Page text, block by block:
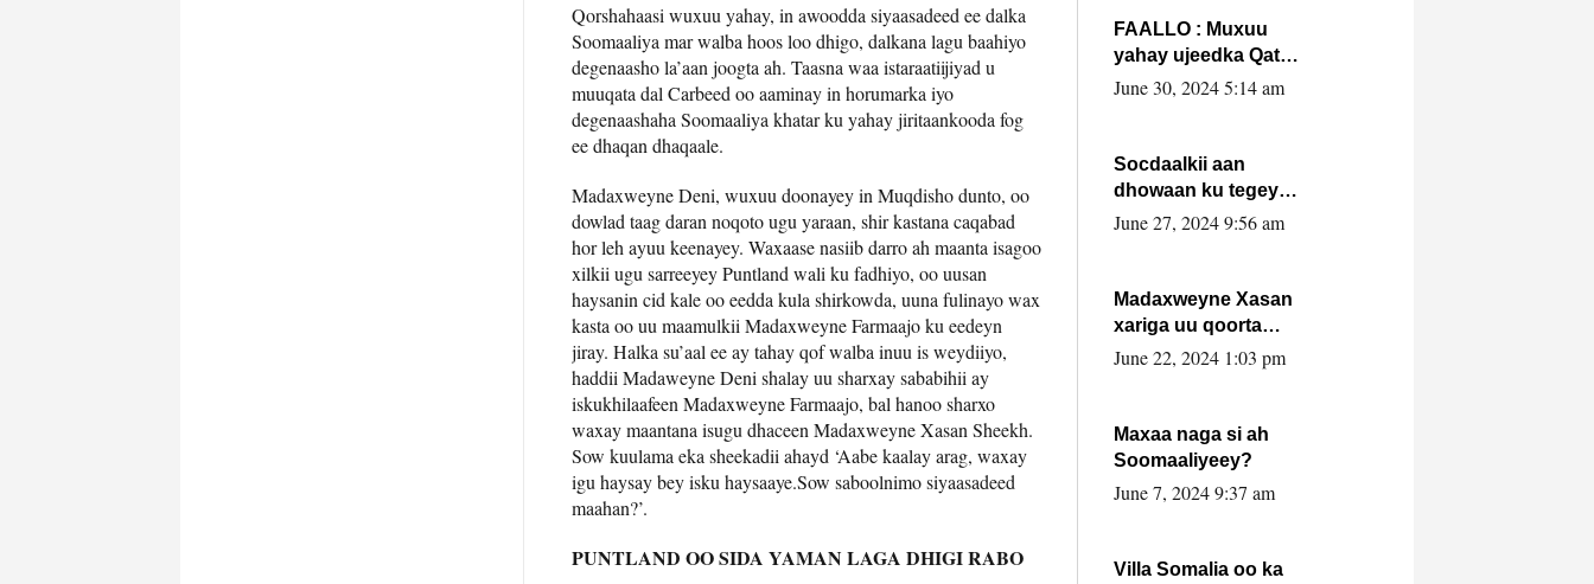
Qorshahaasi wuxuu yahay, in awoodda siyaasadeed ee dalka
Soomaaliya mar walba hoos loo dhigo, dalkana lagu baahiyo
degenaasho la’aan joogta ah. Taasna waa istaraatiijiyad u
muuqata dal Carbeed oo aaminay in horumarka iyo
degenaashaha Soomaaliya khatar ku yahay jiritaankooda fog
ee dhaqan dhaqaale.
Madaxweyne Deni, wuxuu doonayey in Muqdisho dunto, oo
dowlad taag daran noqoto ugu yaraan, shir kastana caqabad
hor leh ayuu keenayey. Waxaase nasiib darro ah maanta isagoo
xilkii ugu sarreeyey Puntland wali ku fadhiyo, oo uusan
haysanin cid kale oo eedda kula shirkowda, uuna fulinayo wax
kasta oo uu maamulkii Madaxweyne Farmaajo ku eedeyn
jiray. Halka su’aal ee ay tahay qof walba inuu is weydiiyo,
haddii Madaweyne Deni shalay uu sharxay sababihii ay
iskukhilaafeen Madaxweyne Farmaajo, bal hanoo sharxo
waxay maantana isugu dhaceen Madaxweyne Xasan Sheekh.
Sow kuulama eka sheekadii ahayd ‘Aabe kaalay arag, waxay
igu haysay bey isku haysaaye.Sow saboolnimo siyaasadeed
maahan?’.
PUNTLAND OO SIDA YAMAN LAGA DHIGI RABO
FAALLO : Muxuu
yahay ujeedka Qatar
ka leedahay
June 30, 2024 5:14 am
Socdaalkii aan
dhowaan ku tegey
Puntland
June 27, 2024 9:56 am
Madaxweyne Xasan
xariga uu qoorta
isaga xiray, inta
June 22, 2024 1:03 pm
Maxaa naga si ah
Soomaaliyeey?
June 7, 2024 9:37 am
Villa Somalia oo ka